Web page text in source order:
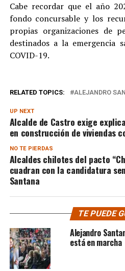
Cabe recordar que el año
fondo concursable y los
propias organizaciones de
destinados a la emergencia
COVID-19.
RELATED TOPICS: ALEJANDRO
UP NEXT
Alcalde de Castro exige
en construcción de viviendas
NO TE PIERDAS
Alcaldes chilotes del pacto
cuadran con la candidatura
Santana
TE PUEDE
Alejandro
está en marcha